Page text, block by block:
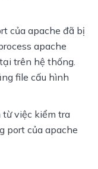
của apache đã bị
apache
trên hệ thống.
file cấu hình
việc kiểm tra
port của apache